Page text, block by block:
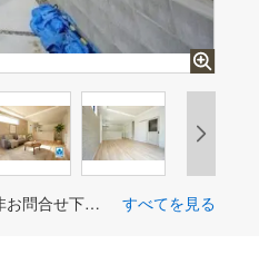
新生活におススメな物件をご紹介させていただきます＾＾是非お問合せ下さい＾＾ すべてを見る